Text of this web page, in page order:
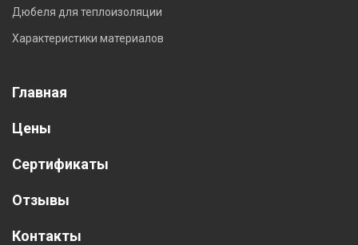
Дюбеля для теплоизоляции
Характеристики материалов
Главная
Цены
Сертификаты
Отзывы
Контакты